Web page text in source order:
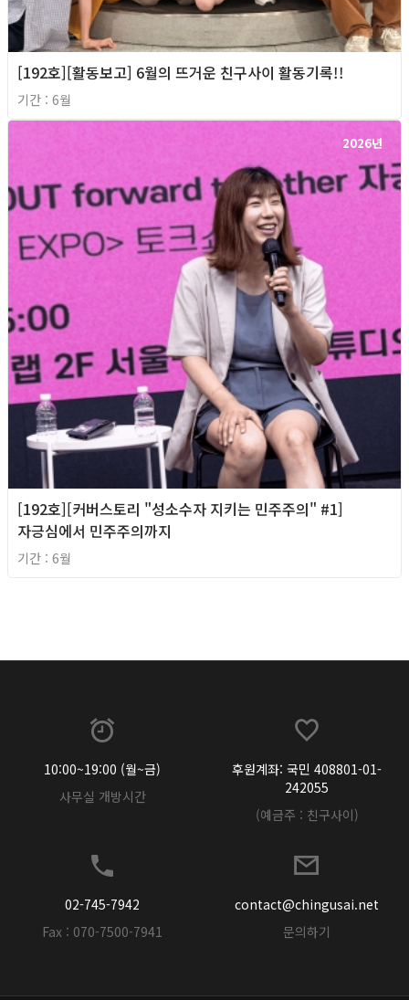
[192호][활동보고] 6월의 뜨거운 친구사이 활동기록!!
기간 : 6월
2026년
[192호][커버스토리 "성소수자 지키는 민주주의" #1]
자긍심에서 민주주의까지
기간 : 6월
10:00~19:00 (월~금)
사무실 개방시간
후원계좌: 국민 408801-01-
242055
(예금주 : 친구사이)
02-745-7942
Fax : 070-7500-7941
contact@chingusai.net
문의하기